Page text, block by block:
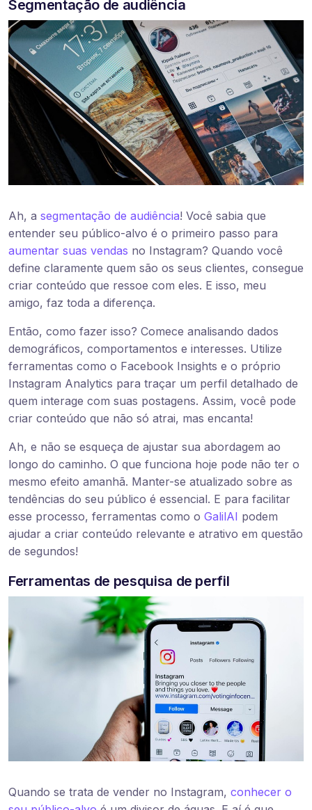
Segmentação de audiência
Ah, a segmentação de audiência! Você sabia que
entender seu público-alvo é o primeiro passo para
aumentar suas vendas no Instagram? Quando você
define claramente quem são os seus clientes, consegue
criar conteúdo que ressoe com eles. E isso, meu
amigo, faz toda a diferença.
Então, como fazer isso? Comece analisando dados
demográficos, comportamentos e interesses. Utilize
ferramentas como o Facebook Insights e o próprio
Instagram Analytics para traçar um perfil detalhado de
quem interage com suas postagens. Assim, você pode
criar conteúdo que não só atrai, mas encanta!
Ah, e não se esqueça de ajustar sua abordagem ao
longo do caminho. O que funciona hoje pode não ter o
mesmo efeito amanhã. Manter-se atualizado sobre as
tendências do seu público é essencial. E para facilitar
esse processo, ferramentas como o GalilAI podem
ajudar a criar conteúdo relevante e atrativo em questão
de segundos!
Ferramentas de pesquisa de perfil
Quando se trata de vender no Instagram, conhecer o